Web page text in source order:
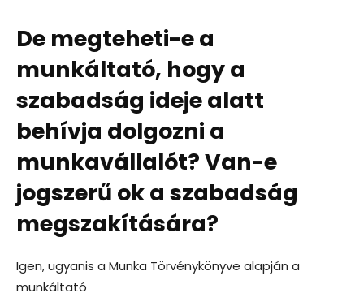
De megteheti-e a
munkáltató, hogy a
szabadság ideje alatt
behívja dolgozni a
munkavállalót? Van-e
jogszerű ok a szabadság
megszakítására?
Igen, ugyanis a Munka Törvénykönyve alapján a
munkáltató